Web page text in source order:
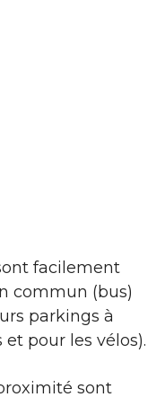
facilement
commun (bus)
parkings à
pour les vélos).
sont